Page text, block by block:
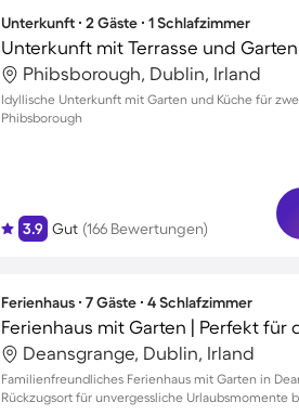
Unterkunft ∙ 2 Gäste ∙ 1 Schlafzimmer
Phibsborough, Dublin, Irland
Idyllische Unterkunft mit Garten und Küche für
Phibsborough
3.9 Gut (166 Bewertungen)
Ferienhaus ∙ 7 Gäste ∙ 4 Schlafzimmer
Deansgrange, Dublin, Irland
Familienfreundliches Ferienhaus mit Garten in
Rückzugsort für unvergessliche Urlaubsmomente